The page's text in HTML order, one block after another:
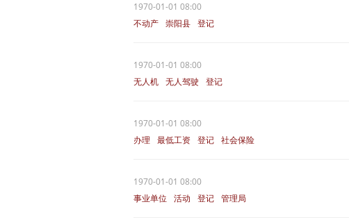
1970-01-01 08:00
不动产 崇阳县 登记
1970-01-01 08:00
无人机 无人驾驶 登记
1970-01-01 08:00
办理
最低工资 登记 社会保险
1970-01-01 08:00
事业单位
活动 登记 管理局